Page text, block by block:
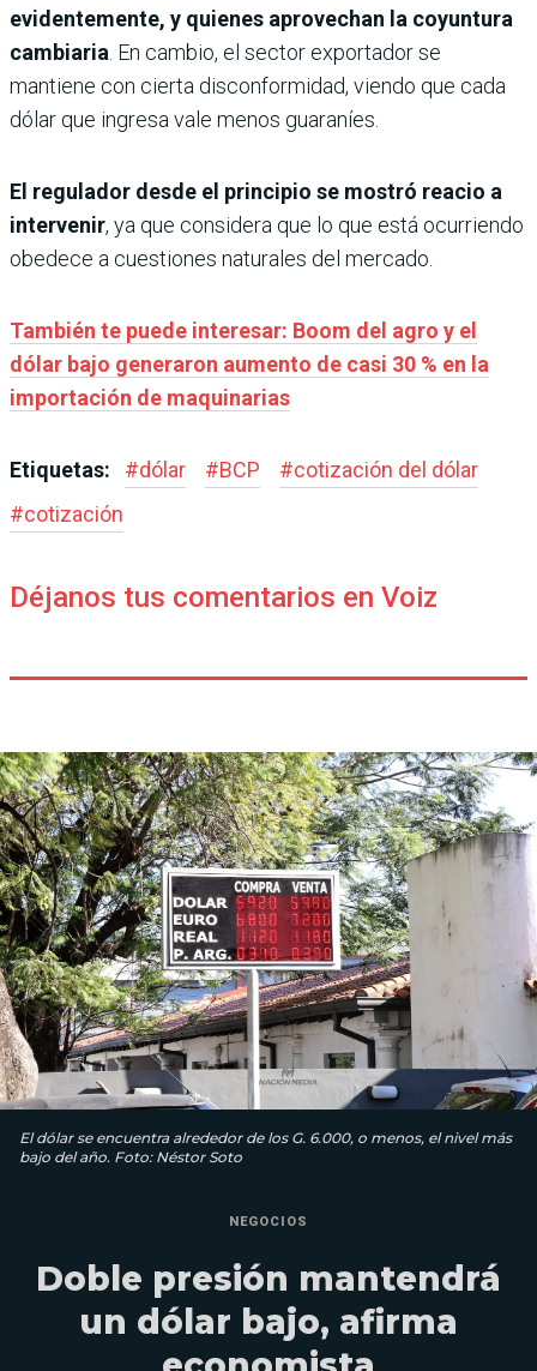
evidentemente, y quienes aprovechan la coyuntura
cambiaria . En cambio, el sector exportador se
mantiene con cierta disconformidad, viendo que cada
dólar que ingresa vale menos guaraníes.
El regulador desde el principio se mostró reacio a
intervenir, ya que considera que lo que está ocurriendo
obedece a cuestiones naturales del mercado.
También te puede interesar: Boom del agro y el
dólar bajo generaron aumento de casi 30 % en la
importación de maquinarias
Etiquetas: #dólar #BCP #cotización del dólar
#cotización
Déjanos tus comentarios en Voiz
El dólar se encuentra alrededor de los G. 6.000, o menos, el nivel más
bajo del año. Foto: Néstor Soto
NEGOCIOS
Doble presión mantendrá
un dólar bajo, afirma